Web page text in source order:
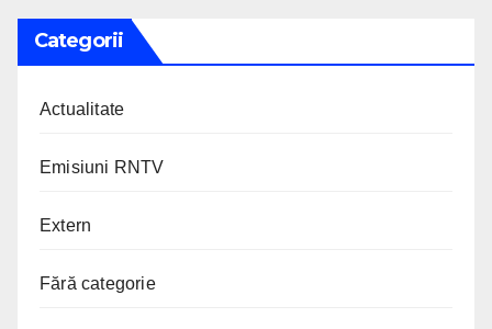
Categorii
Actualitate
Emisiuni RNTV
Extern
Fără categorie